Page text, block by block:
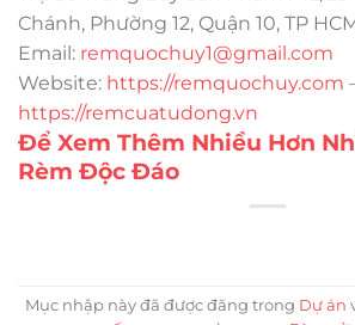
Chánh, Phường 12, Quận 10, TP
Email: remquochuy1@gmail.com
Website: https://remquochuy.com
https://remcuatudong.vn
Để Xem Thêm Nhiều Hơn
Rèm Độc Đáo
Mục nhập này đã được đăng trong Dự án